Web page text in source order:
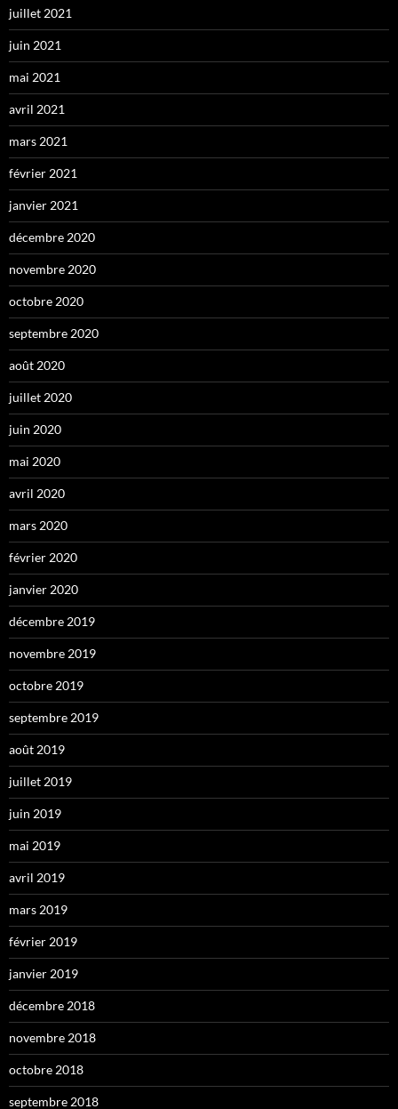
juillet 2021
juin 2021
mai 2021
avril 2021
mars 2021
février 2021
janvier 2021
décembre 2020
novembre 2020
octobre 2020
septembre 2020
août 2020
juillet 2020
juin 2020
mai 2020
avril 2020
mars 2020
février 2020
janvier 2020
décembre 2019
novembre 2019
octobre 2019
septembre 2019
août 2019
juillet 2019
juin 2019
mai 2019
avril 2019
mars 2019
février 2019
janvier 2019
décembre 2018
novembre 2018
octobre 2018
septembre 2018